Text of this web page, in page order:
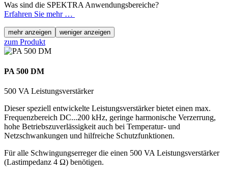
Was sind die SPEKTRA Anwendungsbereiche?
Erfahren Sie mehr …
mehr anzeigen weniger anzeigen
zum Produkt
PA 500 DM
500 VA Leistungsverstärker
Dieser speziell entwickelte Leistungsverstärker bietet einen max.
Frequenzbereich DC...200 kHz, geringe harmonische Verzerrung,
hohe Betriebszuverlässigkeit auch bei Temperatur- und
Netzschwankungen und hilfreiche Schutzfunktionen.
Für alle Schwingungserreger die einen 500 VA Leistungsverstärker
(Lastimpedanz 4 Ω) benötigen.